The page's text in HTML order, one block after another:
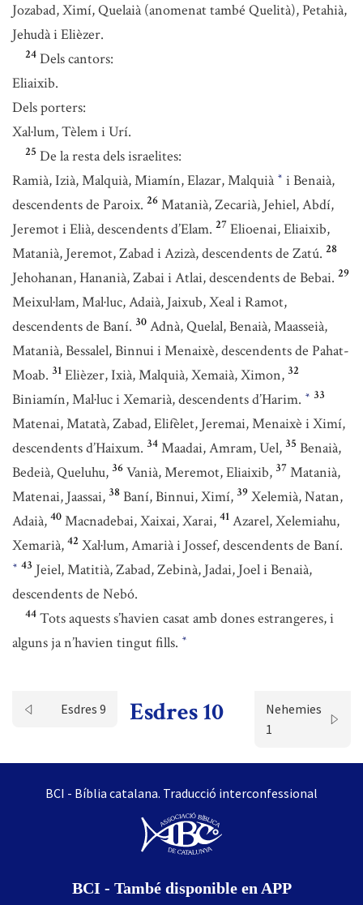
Jozabad, Ximí, Quelaià (anomenat també Quelità), Petahià,
Jehudà i Elièzer.
24 Dels cantors:
Eliaixib.
Dels porters:
Xal·lum, Tèlem i Urí.
25 De la resta dels israelites:
Ramià, Izià, Malquià, Miamín, Elazar, Malquià * i Benaià,
descendents de Paroix. 26 Matanià, Zecarià, Jehiel, Abdí,
Jeremot i Elià, descendents d’Elam. 27 Elioenai, Eliaixib,
Matanià, Jeremot, Zabad i Azizà, descendents de Zatú. 28
Jehohanan, Hananià, Zabai i Atlai, descendents de Bebai. 29
Meixul·lam, Mal·luc, Adaià, Jaixub, Xeal i Ramot,
descendents de Baní. 30 Adnà, Quelal, Benaià, Maasseià,
Matanià, Bessalel, Binnui i Menaixè, descendents de Pahat-
Moab. 31 Elièzer, Ixià, Malquià, Xemaià, Ximon, 32
Biniamín, Mal·luc i Xemarià, descendents d’Harim. * 33
Matenai, Matatà, Zabad, Elifèlet, Jeremai, Menaixè i Ximí,
descendents d’Haixum. 34 Maadai, Amram, Uel, 35 Benaià,
Bedeià, Queluhu, 36 Vanià, Meremot, Eliaixib, 37 Matanià,
Matenai, Jaassai, 38 Baní, Binnui, Ximí, 39 Xelemià, Natan,
Adaià, 40 Macnadebai, Xaixai, Xarai, 41 Azarel, Xelemiahu,
Xemarià, 42 Xal·lum, Amarià i Jossef, descendents de Baní.
* 43 Jeiel, Matitià, Zabad, Zebinà, Jadai, Joel i Benaià,
descendents de Nebó.
44 Tots aquests s’havien casat amb dones estrangeres, i
alguns ja n’havien tingut fills. *
Esdres 9 Esdres 10
Nehemies
1
BCI - Bíblia catalana. Traducció interconfessional
BCI - També disponible en APP